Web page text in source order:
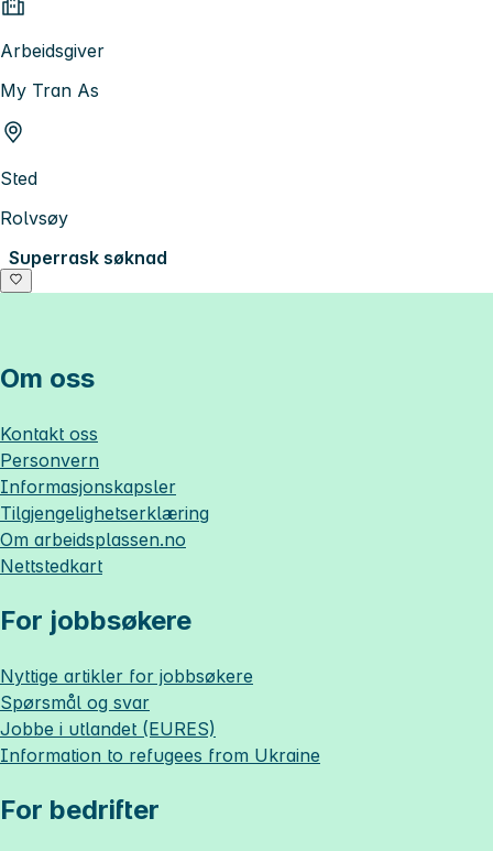
Arbeidsgiver
My Tran As
Sted
Rolvsøy
Superrask søknad
Om oss
Kontakt oss
Personvern
Informasjonskapsler
Tilgjengelighetserklæring
Om arbeidsplassen.no
Nettstedkart
For jobbsøkere
Nyttige artikler for jobbsøkere
Spørsmål og svar
Jobbe i utlandet (EURES)
Information to refugees from Ukraine
For bedrifter